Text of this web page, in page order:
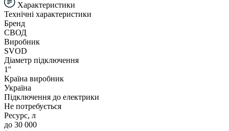
Характеристики
Технічні характеристики
Бренд
СВОД
Виробник
SVOD
Діаметр підключення
1''
Країна виробник
Україна
Підключення до електрики
Не потребується
Ресурс, л
до 30 000